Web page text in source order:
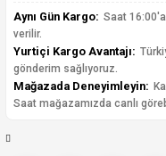
Aynı Gün Kargo: Saat
verilir.
Yurtiçi Kargo Avantajı:
gönderim sağlıyoruz.
Mağazada Deneyimleyin:
Saat mağazamızda canlı